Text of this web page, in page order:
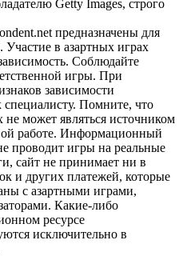
Getty Images, строго
предназначены для
в азартных играх
Соблюдайте
игры. При
зависимости
специалисту. Помните, что
не может являться источником
работе. Информационный
проводит игры на реальные
сайт не принимает ни в
и других платежей, которые
с азартными играми,
Какие-либо
ресурсе
исключительно в